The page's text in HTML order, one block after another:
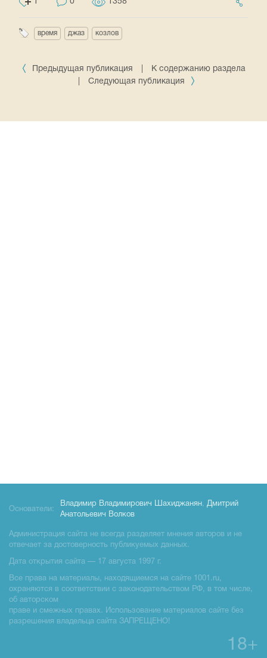
время джаз козлов
Предыдущая публикация
К содержанию раздела
Следующая публикация
Основатели:
Владимир Владимирович Шахиджанян, Дмитрий
Анатольевич Волков
Администрация сайта не всегда разделяет мнения авторов и не
отвечает за достоверность публикуемых данных.
Дата открытия сайта — 17 августа 1997 г.
Все права на материалы, находящиемся на сайте 1001.ru,
охраняются в соответствии с законодательством РФ, в том числе,
об авторском
праве и смежных правах. Использование материалов сайте без
разрешения владельца сайта ЗАПРЕЩЕНО!
18+